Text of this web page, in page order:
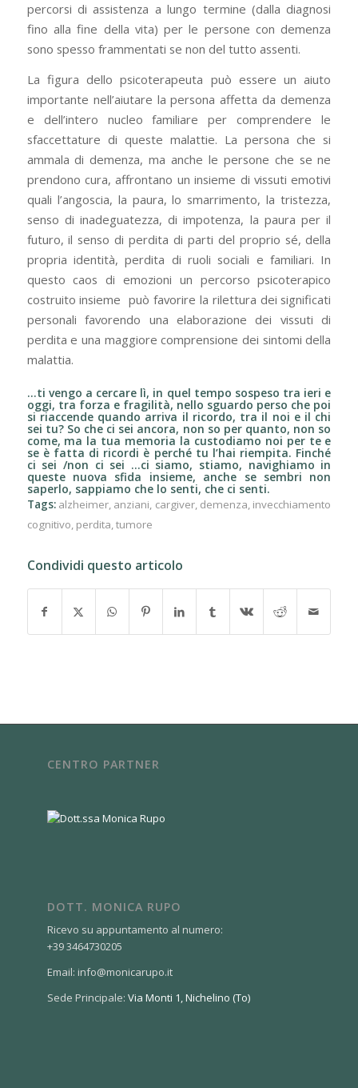
percorsi di assistenza a lungo termine (dalla diagnosi
fino alla fine della vita) per le persone con demenza
sono spesso frammentati se non del tutto assenti.
La figura dello psicoterapeuta può essere un aiuto
importante nell’aiutare la persona affetta da demenza
e dell’intero nucleo familiare per comprendere le
sfaccettature di queste malattie. La persona che si
ammala di demenza, ma anche le persone che se ne
prendono cura, affrontano un insieme di vissuti emotivi
quali l’angoscia, la paura, lo smarrimento, la tristezza,
senso di inadeguatezza, di impotenza, la paura per il
futuro, il senso di perdita di parti del proprio sé, della
propria identità, perdita di ruoli sociali e familiari. In
questo caos di emozioni un percorso psicoterapico
costruito insieme può favorire la rilettura dei significati
personali favorendo una elaborazione dei vissuti di
perdita e una maggiore comprensione dei sintomi della
malattia.
…ti vengo a cercare lì, in quel tempo sospeso tra ieri e
oggi, tra forza e fragilità, nello sguardo perso che poi
si riaccende quando arriva il ricordo, tra il noi e il chi
sei tu? So che ci sei ancora, non so per quanto, non so
come, ma la tua memoria la custodiamo noi per te e
se è fatta di ricordi è perché tu l’hai riempita. Finché
ci sei /non ci sei …ci siamo, stiamo, navighiamo in
queste nuova sfida insieme, anche se sembri non
saperlo, sappiamo che lo senti, che ci senti.
Tags: alzheimer, anziani, cargiver, demenza, invecchiamento
cognitivo, perdita,tumore
Condividi questo articolo
CENTRO PARTNER
DOTT. MONICA RUPO
Ricevo su appuntamento al numero:
+39 3464730205
Email: info@monicarupo.it
Sede Principale:Via Monti 1, Nichelino (To)